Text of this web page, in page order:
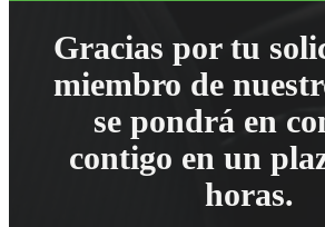
Gracias por tu
miembro de
se pondrá en
contigo en un
horas.